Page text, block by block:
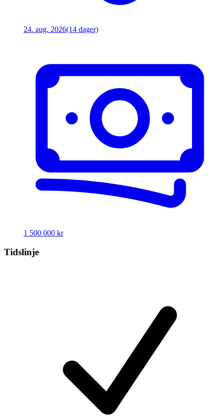
24. aug. 2026(14 dager)
1 500 000 kr
Tidslinje